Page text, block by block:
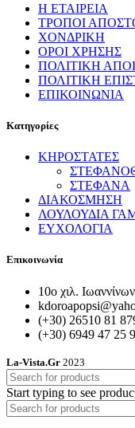
Η ΕΤΑΙΡΕΙΑ
ΤΡΟΠΟΙ
ΧΟΝΔΡΙΚΗ
ΟΡΟΙ ΧΡΗΣΗΣ
ΠΟΛΙΤΙΚΗ
ΠΟΛΙΤΙΚΗ
ΕΠΙΚΟΙΝΩΝΙΑ
Κατηγορίες
ΚΗΡΟΣΤΑΤΕΣ
ΣΤΕΦΑΝΑ
ΔΙΑΚΟΣΜΗΣΗ
ΛΟΥΛΟΥΔΙΑ
ΕΥΧΟΛΟΓΙΑ
Επικοινωνία
10ο χιλ.
(+30) 26510 81
(+30) 6949 47 25
La-Vista.Gr 2023
Start typing to see